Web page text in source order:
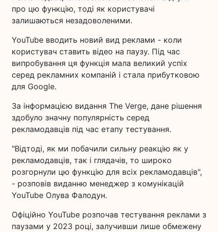
про цю функцію, тоді як користувачі
залишаються незадоволеними.
YouTube вводить новий вид реклами - коли
користувач ставить відео на паузу. Під час
випробування ця функція мала великий успіх
серед рекламних компаній і стала прибутковою
для Google.
За інформацією видання The Verge, дане рішення
здобуло значну популярність серед
рекламодавців під час етапу тестування.
"Відтоді, як ми побачили сильну реакцію як у
рекламодавців, так і глядачів, то широко
розгорнули цю функцію для всіх рекламодавців",
- розповів виданню менеджер з комунікацій
YouTube Олува Фалодун.
Офіційно YouTube розпочав тестування реклами з
паузами у 2023 році, залучивши лише обмежену